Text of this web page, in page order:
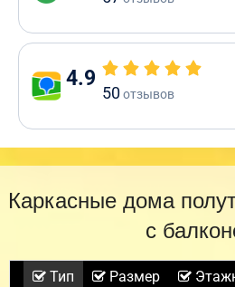
4.9
50отзывов
Каркасные дома
с
Тип Размер